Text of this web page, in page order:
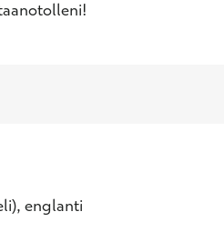
englanti